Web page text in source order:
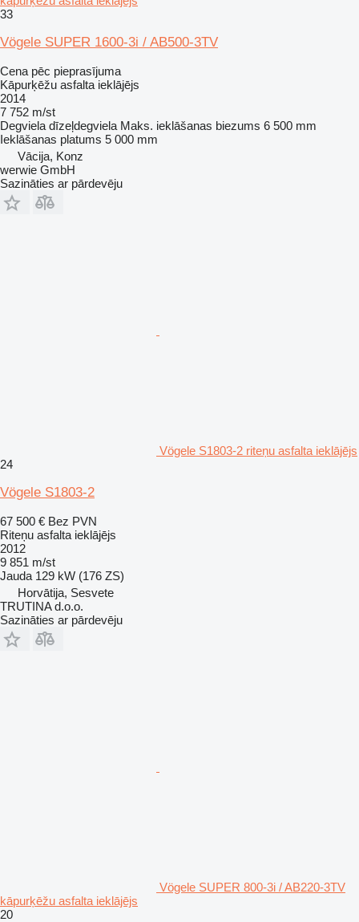
33
Vögele SUPER 1600-3i / AB500-3TV
Cena pēc pieprasījuma
Kāpurķēžu asfalta ieklājējs
2014
7 752 m/st
Degviela dīzeļdegviela Maks. ieklāšanas biezums 6 500 mm
Ieklāšanas platums 5 000 mm
Vācija, Konz
werwie GmbH
Sazināties ar pārdevēju
Vögele S1803-2 riteņu asfalta ieklājējs
24
Vögele S1803-2
67 500 € Bez PVN
Riteņu asfalta ieklājējs
2012
9 851 m/st
Jauda 129 kW (176 ZS)
Horvātija, Sesvete
TRUTINA d.o.o.
Sazināties ar pārdevēju
Vögele SUPER 800-3i / AB220-3TV
kāpurķēžu asfalta ieklājējs
20